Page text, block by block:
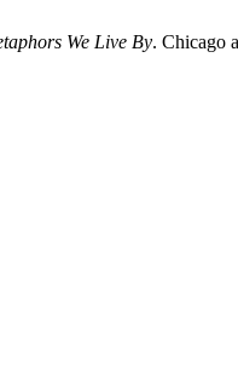
We Live By. Chicago